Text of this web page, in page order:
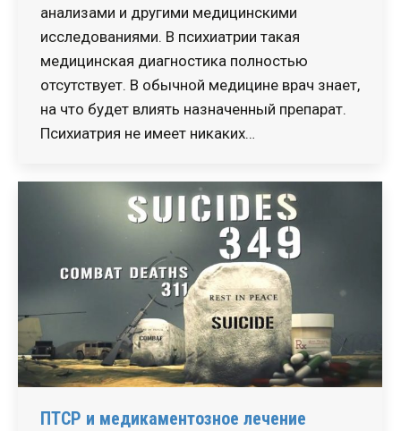
анализами и другими медицинскими
исследованиями. В психиатрии такая
медицинская диагностика полностью
отсутствует. В обычной медицине врач знает,
на что будет влиять назначенный препарат.
Психиатрия не имеет никаких…
ПТСР и медикаментозное лечение